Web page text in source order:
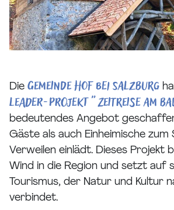
Die Gemeinde Hof bei Salzburg
LEADER-Projekt "Zeitreise am
bedeutendes Angebot
Gäste als auch Einheimische zum
Verweilen einlädt. Dieses Projekt
Wind in die Region und setzt auf
Tourismus, der Natur und Kultur
verbindet.